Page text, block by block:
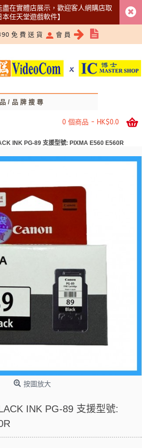
在實體店展示，歡迎客人網購店取
本任天堂遊戲軟件】
5366 1340
免 費 送 貨 會 員
0 個商品 - HK$0.0
INK PG-89 支援型號: PIXMA E560 E560R
按圖放大
INK PG-89 支援型號: